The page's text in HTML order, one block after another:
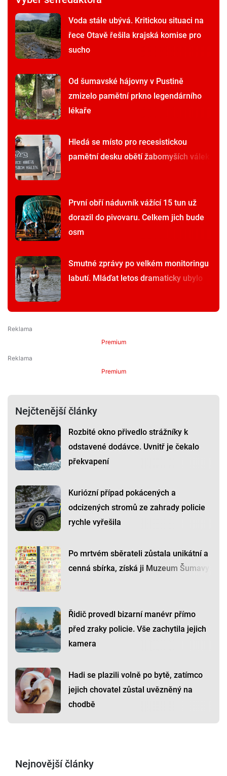
Voda stále ubývá. Kritickou situaci na
řece Otavě řešila krajská komise pro
sucho
Od šumavské hájovny v Pustině
zmizelo pamětní prkno legendárního
lékaře
Hledá se místo pro recesistickou
pamětní desku obětí žabomyších válek
První obří náduvník vážící 15 tun už
dorazil do pivovaru. Celkem jich bude
osm
Smutné zprávy po velkém monitoringu
labutí. Mláďat letos dramaticky ubylo
Premium
Premium
Nejčtenější články
Rozbité okno přivedlo strážníky k
odstavené dodávce. Uvnitř je čekalo
překvapení
Kuriózní případ pokácených a
odcizených stromů ze zahrady policie
rychle vyřešila
Po mrtvém sběrateli zůstala unikátní a
cenná sbírka, získá ji Muzeum Šumavy
Řidič provedl bizarní manévr přímo
před zraky policie. Vše zachytila jejich
kamera
Hadi se plazili volně po bytě, zatímco
jejich chovatel zůstal uvězněný na
chodbě
Nejnovější články